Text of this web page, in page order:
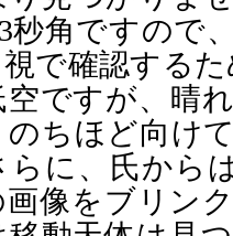
秒角ですので
で確認する
ですが、晴
のちほど向け
に、氏から
画像をブリン